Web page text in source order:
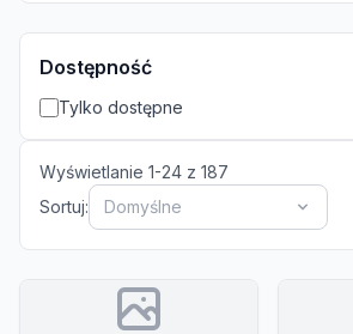
Dostępność
Tylko dostępne
Wyświetlanie 1-24 z 187
Sortuj:
Domyślne